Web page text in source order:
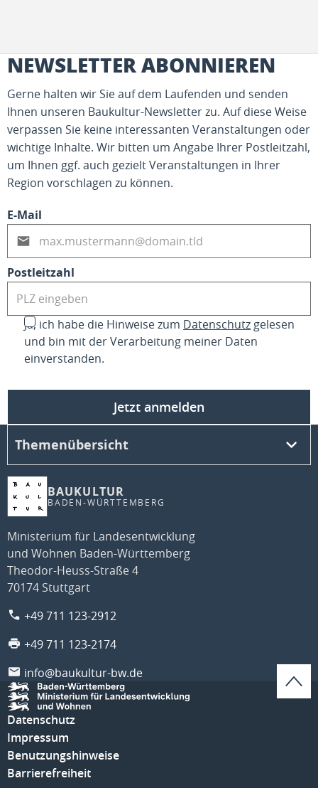
NEWSLETTER ABONNIEREN
Gerne halten wir Sie auf dem Laufenden und senden
Ihnen unseren Baukultur-Newsletter zu. Auf diese Weise
verpassen Sie keine interessanten Veranstaltungen oder
wichtige Inhalte. Wir bitten um Angabe Ihrer Postleitzahl,
um Ihnen ggf. auch gezielt Veranstaltungen in Ihrer
Region vorschlagen zu können.
E-Mail
Postleitzahl
Ja, ich habe die Hinweise zum Datenschutz gelesen
und bin mit der Verarbeitung meiner Daten
einverstanden.
Jetzt anmelden
BAUKULTUR
BADEN-WÜRTTEMBERG
Ministerium für Landesentwicklung
und Wohnen Baden-Württemberg
Theodor-Heuss-Straße 4
70174 Stuttgart
+49 711 123-2912
+49 711 123-2174
info@baukultur-bw.de
Themenübersicht
Datenschutz
Impressum
Benutzungshinweise
Barrierefreiheit